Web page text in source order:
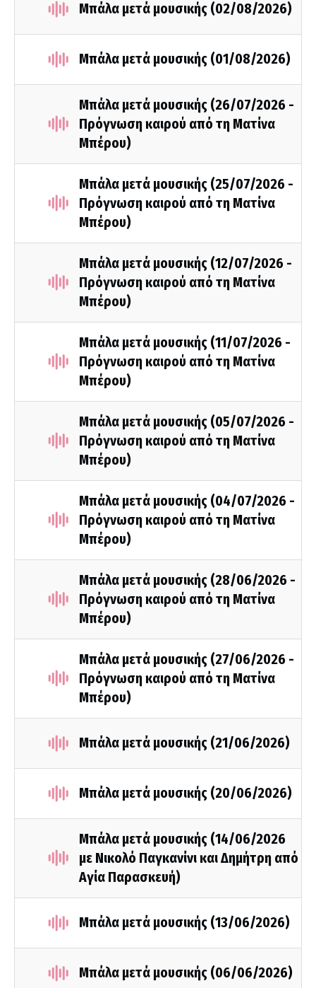
Μπάλα μετά μουσικής (02/08/2026)
Μπάλα μετά μουσικής (01/08/2026)
Μπάλα μετά μουσικής (26/07/2026 -
Πρόγνωση καιρού από τη Ματίνα
Μπέρου)
Μπάλα μετά μουσικής (25/07/2026 -
Πρόγνωση καιρού από τη Ματίνα
Μπέρου)
Μπάλα μετά μουσικής (12/07/2026 -
Πρόγνωση καιρού από τη Ματίνα
Μπέρου)
Μπάλα μετά μουσικής (11/07/2026 -
Πρόγνωση καιρού από τη Ματίνα
Μπέρου)
Μπάλα μετά μουσικής (05/07/2026 -
Πρόγνωση καιρού από τη Ματίνα
Μπέρου)
Μπάλα μετά μουσικής (04/07/2026 -
Πρόγνωση καιρού από τη Ματίνα
Μπέρου)
Μπάλα μετά μουσικής (28/06/2026 -
Πρόγνωση καιρού από τη Ματίνα
Μπέρου)
Μπάλα μετά μουσικής (27/06/2026 -
Πρόγνωση καιρού από τη Ματίνα
Μπέρου)
Μπάλα μετά μουσικής (21/06/2026)
Μπάλα μετά μουσικής (20/06/2026)
Μπάλα μετά μουσικής (14/06/2026
με Νικολό Παγκανίνι και Δημήτρη από
Αγία Παρασκευή)
Μπάλα μετά μουσικής (13/06/2026)
Μπάλα μετά μουσικής (06/06/2026)